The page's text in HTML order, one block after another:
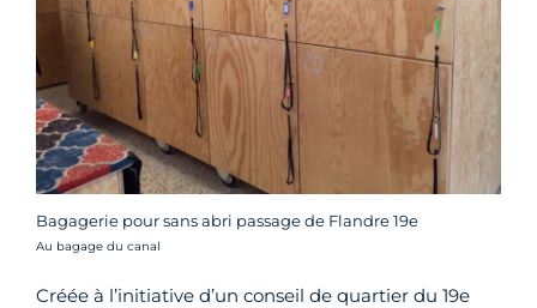
Bagagerie pour sans abri passage de Flandre 19e
Crédit photo :
Au bagage du canal
Créée à l’initiative d’un conseil de quartier du 19e